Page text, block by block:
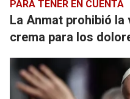
PARA TENER EN CUENTA
La Anmat prohibió la
crema para los